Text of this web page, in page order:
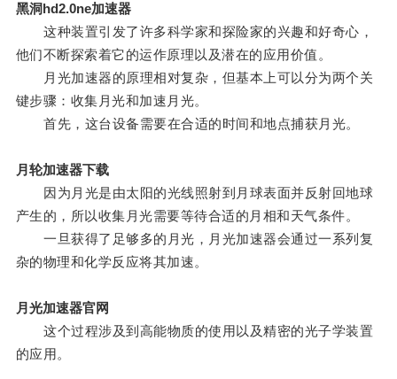
黑洞hd2.0ne加速器
这种装置引发了许多科学家和探险家的兴趣和好奇心，
他们不断探索着它的运作原理以及潜在的应用价值。
月光加速器的原理相对复杂，但基本上可以分为两个关
键步骤：收集月光和加速月光。
首先，这台设备需要在合适的时间和地点捕获月光。
月轮加速器下载
因为月光是由太阳的光线照射到月球表面并反射回地球
产生的，所以收集月光需要等待合适的月相和天气条件。
一旦获得了足够多的月光，月光加速器会通过一系列复
杂的物理和化学反应将其加速。
月光加速器官网
这个过程涉及到高能物质的使用以及精密的光子学装置
的应用。